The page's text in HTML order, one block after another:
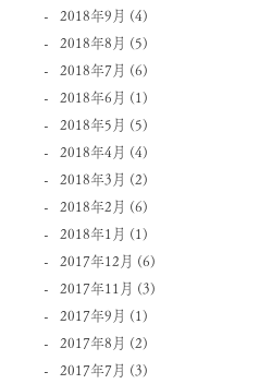
2018年9月 (4)
2018年8月 (5)
2018年7月 (6)
2018年6月 (1)
2018年5月 (5)
2018年4月 (4)
2018年3月 (2)
2018年2月 (6)
2018年1月 (1)
2017年12月 (6)
2017年11月 (3)
2017年9月 (1)
2017年8月 (2)
2017年7月 (3)